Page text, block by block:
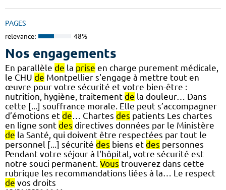
PAGES
relevance: 48%
Nos engagements
En parallèle de la prise en charge purement médicale,
le CHU de Montpellier s'engage à mettre tout en
œuvre pour votre sécurité et votre bien-être :
nutrition, hygiène, traitement de la douleur… Dans
cette [...] souffrance morale. Elle peut s’accompagner
d’émotions et de … Chartes des patients Les chartes
en ligne sont des directives données par le Ministère
de la Santé, qui doivent être respectées par tout le
personnel [...] sécurité des biens et des personnes
Pendant votre séjour à l'hôpital, votre sécurité est
notre souci permanent. Vous trouverez dans cette
rubrique les recommandations liées à la… Le respect
de vos droits